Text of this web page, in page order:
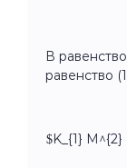
В
равенство
$K_{1}